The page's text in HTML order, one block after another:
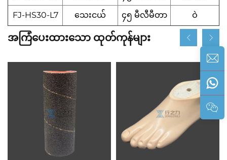
FJ-HS30-L7 သေးငယ် ၄၅ မီလီမီတာ ဝဲ
အကြံပေးထားသော ထုတ်ကုန်များ